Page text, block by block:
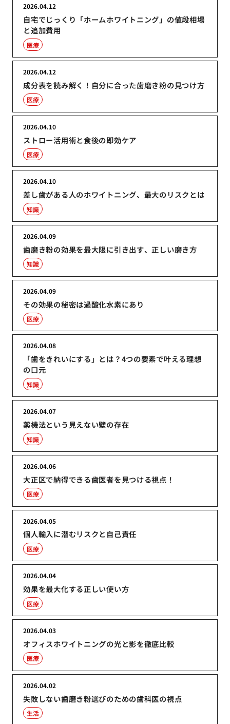
自宅でじっくり「ホームホワイトニング」の値段相場
と追加費用
2026.04.12
医療
成分表を読み解く！自分に合った歯磨き粉の見つけ方
2026.04.12
医療
ストロー活用術と食後の即効ケア
2026.04.10
医療
差し歯がある人のホワイトニング、最大のリスクとは
2026.04.10
知識
歯磨き粉の効果を最大限に引き出す、正しい磨き方
2026.04.09
知識
その効果の秘密は過酸化水素にあり
2026.04.09
医療
「歯をきれいにする」とは？4つの要素で叶える理想
の口元
2026.04.08
知識
薬機法という見えない壁の存在
2026.04.07
知識
大正区で納得できる歯医者を見つける視点！
2026.04.06
医療
個人輸入に潜むリスクと自己責任
2026.04.05
医療
効果を最大化する正しい使い方
2026.04.04
医療
オフィスホワイトニングの光と影を徹底比較
2026.04.03
医療
失敗しない歯磨き粉選びのための歯科医の視点
2026.04.02
生活